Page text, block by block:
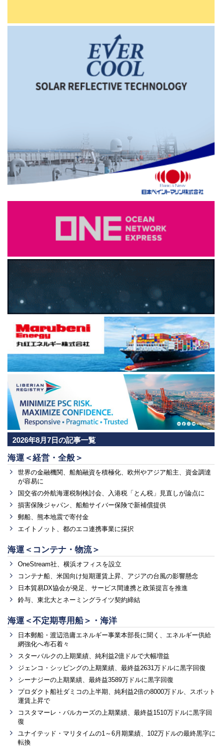
2026年8月7日の記事一覧
海運＜経営・全般＞
世界の金融機関、船舶融資を積極化、欧州やアジア船主、資金調達
が容易に
国交省の外航海運税制検討会、入港税「とん税」見直しが論点に
損害保険ジャパン、船舶サイバー保険で新補償提供
郵船、熊本地震で寄付金
エイトノット、都のエコ連携事業に採択
海運＜コンテナ・物流＞
OneStream社、横浜オフィスを設立
コンテナ船、米国向け短期運賃上昇、アジアの台風の影響懸念
日本貿易DX協会が発足、サービス間連携と政策提言を推進
鈴与、東北大とネーミングライツ契約締結
海運＜不定期専用船＞・海洋
日本郵船・渡辺浩庸エネルギー事業本部長に聞く、エネルギー供給
網強化へ布石着々
スターバルクの上期業績、純利益2億ドルで大幅増益
ジェンコ・シッピングの上期業績、最終益2631万ドルに黒字回復
シーナジーの上期業績、最終益3589万ドルに黒字回復
プロダクト船社ダミコの上半期、純利益2倍の8000万ドル、スポット
運賃上昇で
コスタマーレ・バルカーズの上期業績、最終益1510万ドルに黒字回
復
ユナイテッド・マリタイムの1～6月期業績、102万ドルの最終黒字に
転換